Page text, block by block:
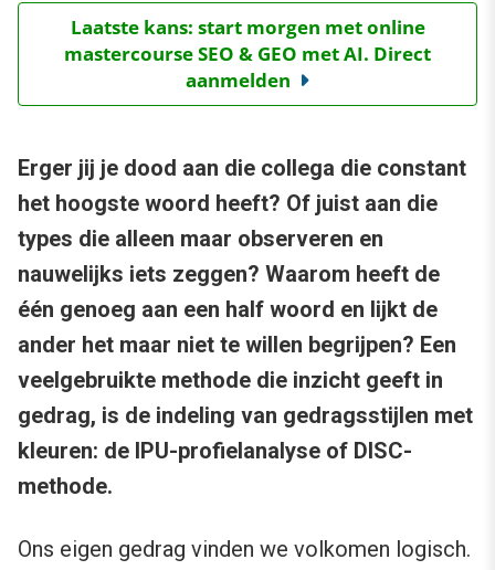
Laatste kans: start morgen met online
mastercourse SEO & GEO met AI. Direct
aanmelden
Erger jij je dood aan die collega die constant
het hoogste woord heeft? Of juist aan die
types die alleen maar observeren en
nauwelijks iets zeggen? Waarom heeft de
één genoeg aan een half woord en lijkt de
ander het maar niet te willen begrijpen? Een
veelgebruikte methode die inzicht geeft in
gedrag, is de indeling van gedragsstijlen met
kleuren: de IPU-profielanalyse of DISC-
methode.
Ons eigen gedrag vinden we volkomen logisch.